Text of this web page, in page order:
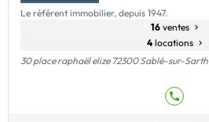
Le référent immobilier, depuis 1947.
16 ventes
4 locations
30 place raphaël elize 72300 Sablé-sur-